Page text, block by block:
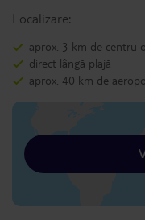
Localizare:
aprox. 3 km de centru
direct lângă plajă
aprox. 40 km de